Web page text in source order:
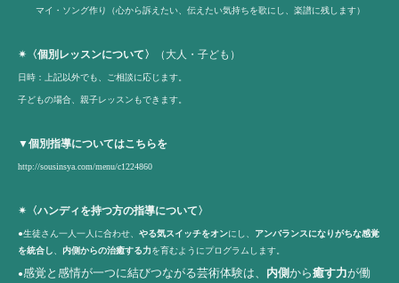
マイ・ソング作り（心から訴えたい、伝えたい気持ちを歌にし、楽譜に残します）
✴︎〈個別レッスンについて〉 （大人・子ども）
日時：上記以外でも、ご相談に応じます。
子どもの場合、親子レッスンもできます。
▼個別指導についてはこちらを
http://sousinsya.com/menu/c1224860
✴︎ 〈ハンディを持つ方の指導について〉
●生徒さん一人一人に合わせ、 やる気スイッチをオンにし、 アンバランスになりがちな感覚
を統合し、 内側からの治癒する力を育むようにプログラムします。
●感覚と感情が一つに結びつながる芸術体験は、 内側から癒す力が働